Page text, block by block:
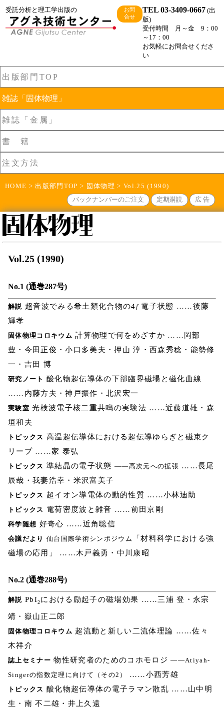
受託分析と理工学出版の
お問
合せ
TEL 03-3409-0667(出
版)
受付時間 月～金 9：00
～17：00
お気軽にお問合せくださ
い
出版部門TOP
雑誌「固体物理」
雑誌「金属」
書 籍
注文方法
HOME >出版部門TOP > 固体物理 > Vol.25 (1990)
バックナンバーのご注文
定期購読 広 告
Vol.25 (1990)
No.1 (通巻287号)
解説 超音波でみる希土類化合物の4f電子状態 ……後藤
輝孝
固体物理コロキウム 計算物理で何をめざすか ……岡部
豊・今田正俊・小口多美夫・押山 淳・西森秀稔・能勢修
一・吉田 博
研究ノート 酸化物超伝導体の下部臨界磁場と磁化曲線
……内藤方夫・神戸振作・北沢宏一
実験室 光検波電子核二重共鳴の実験法 ……近藤道雄・森
垣和夫
トピックス 高温超伝導体における超伝導ゆらぎと磁束ク
リープ ……家 泰弘
トピックス 準結晶の電子状態 ――高次元への拡張 ……長尾
辰哉・我妻浩幸・米沢富美子
トピックス 超イオン導電体の動的性質 ……小林迪助
トピックス 電荷密度波と雑音 ……前田京剛
科学随想 好奇心 ……近角聡信
会議だより 仙台国際学術シンポジウム
「材料科学における強
磁場の応用」 ……木戸義勇・中川康昭
No.2 (通巻288号)
解説 PbI2における励起子の磁場効果 ……三浦 登・永宗
靖・嶽山正二郎
固体物理コロキウム 超流動と新しい二流体理論 ……佐々
木祥介
誌上セミナー 物性研究者のためのコホモロジ――Atiyah-
Singerの指数定理に向けて（その2）
……小西芳雄
トピックス 酸化物超伝導体の電子ラマン散乱 ……山中明
生・南 不二雄・井上久遠